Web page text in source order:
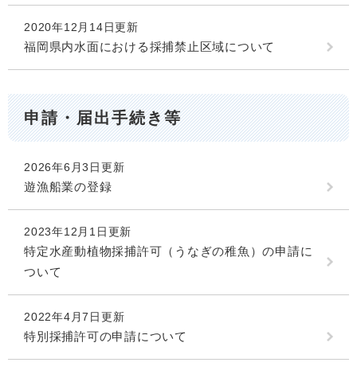
2020年12月14日更新
福岡県内水面における採捕禁止区域について
申請・届出手続き等
2026年6月3日更新
遊漁船業の登録
2023年12月1日更新
特定水産動植物採捕許可（うなぎの稚魚）の申請に
ついて
2022年4月7日更新
特別採捕許可の申請について